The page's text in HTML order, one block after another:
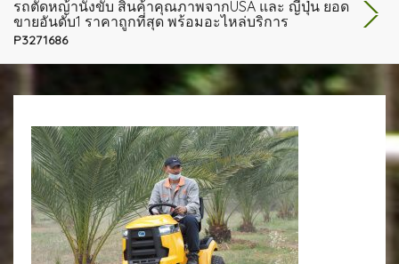
รถตัดหญ้านั่งขับ สินค้าคุณภาพจากUSA และ ญี่ปุ่น ยอด
ขายอันดับ1 ราคาถูกที่สุด พร้อมอะไหล่บริการ
P3271686